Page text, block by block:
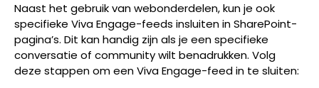
Naast het gebruik van webonderdelen, kun je ook
specifieke Viva Engage-feeds insluiten in SharePoint-
pagina’s. Dit kan handig zijn als je een specifieke
conversatie of community wilt benadrukken. Volg
deze stappen om een Viva Engage-feed in te sluiten: